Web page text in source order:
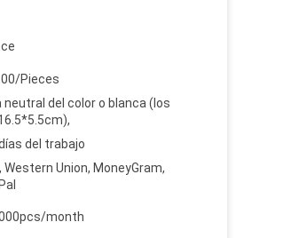
Pieces
neutral del color o blanca (los
del trabajo
Western Union, MoneyGram,
month